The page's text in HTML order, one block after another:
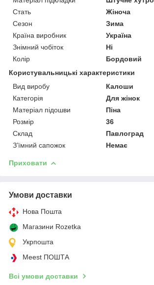
Стать
Жіноча
Сезон
Зима
Країна виробник
Україна
Знімний чобіток
Ні
Колір
Бордовий
Користувальницькі характеристики
Вид виробу
Калоши
Категорія
Для жінок
Матеріал підошви
Піна
Розмір
36
Склад
Павлоград
З’їмний сапожок
Немає
Приховати
Умови доставки
Нова Пошта
Магазини Rozetka
Укрпошта
Meest ПОШТА
Всі умови доставки